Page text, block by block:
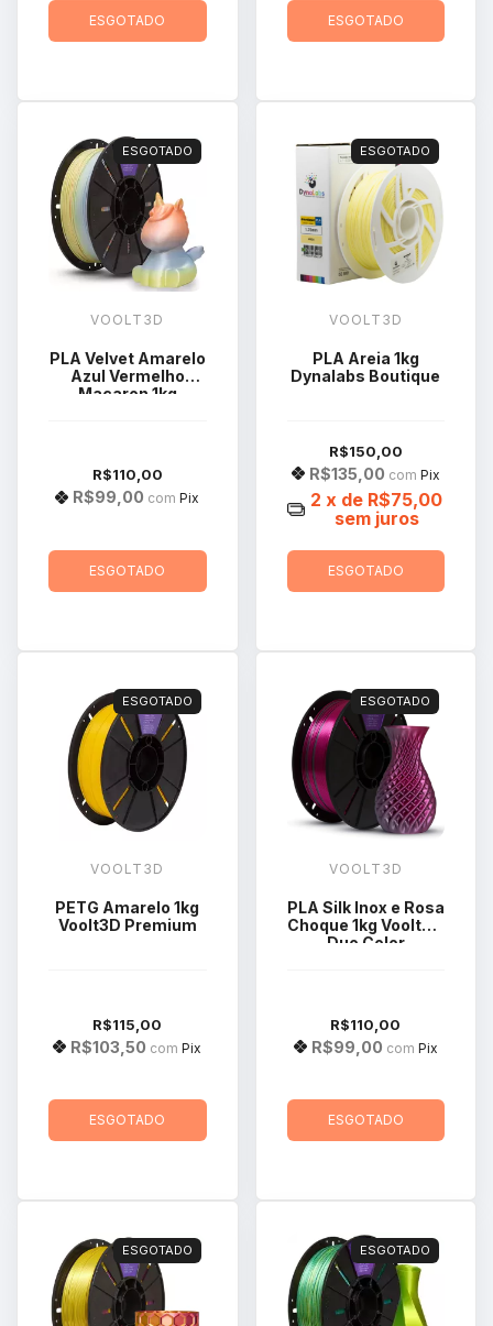
ESGOTADO ESGOTADO
ESGOTADO
VOOLT3D
PLA Velvet Amarelo
Azul Vermelho
Macaron 1kg
R$110,00
R$99,00 com Pix
ESGOTADO
ESGOTADO
VOOLT3D
PLA Areia 1kg
Dynalabs Boutique
R$150,00
R$135,00 com Pix
2 x de R$75,00
sem juros
ESGOTADO
ESGOTADO
VOOLT3D
PETG Amarelo 1kg
Voolt3D Premium
R$115,00
R$103,50 com Pix
ESGOTADO
ESGOTADO
VOOLT3D
PLA Silk Inox e Rosa
Choque 1kg Voolt3D
Duo Color
R$110,00
R$99,00 com Pix
ESGOTADO
ESGOTADO ESGOTADO